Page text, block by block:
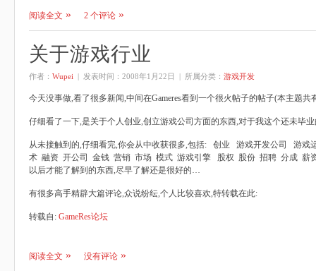
阅读全文 2 个评论
关于游戏行业
作者： Wupei | 发表时间： 2008年1月22日 | 所属分类： 游戏开发
今天没事做,看了很多新闻,中间在Gameres看到一个很火帖子的帖子(本主题共
仔细看了一下,是关于个人创业,创立游戏公司方面的东西,对于我这个还未毕
从未接触到的,仔细看完,你会从中收获很多,包括: 创业 游戏开发公司 游
术 融资 开公司 金钱 营销 市场 模式 游戏引擎 股权 股份 招聘 分成
以后才能了解到的东西,尽早了解还是很好的…
有很多高手精辟大篇评论,众说纷纭,个人比较喜欢,特转载在此:
转载自: GameRes论坛
阅读全文 没有评论